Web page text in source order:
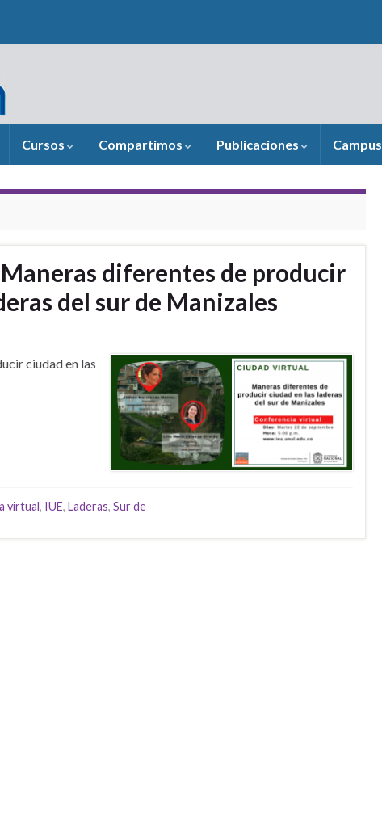
Cursos Compartimos Publicaciones Campus
diferentes de producir
del sur de Manizales
ciudad en las
virtual, IUE, Laderas, Sur de